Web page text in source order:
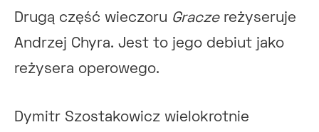
Drugą część wieczoru Graczereżyseruje
Andrzej Chyra. Jest to jego debiut jako
reżysera operowego.
Dymitr Szostakowicz wielokrotnie